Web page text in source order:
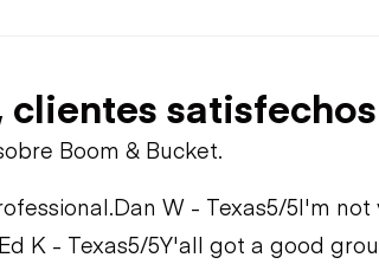
clientes satisfechos
Boom & Bucket.
Dan W - Texas5/5I'm not
Ed K - Texas5/5Y'all got a good